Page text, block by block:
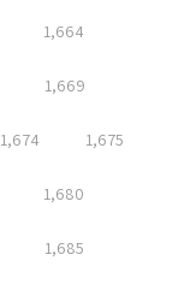
1,664
1,669
1,674 1,675
1,680
1,685